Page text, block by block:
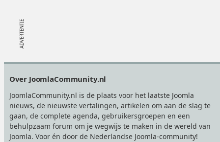
Over JoomlaCommunity.nl
JoomlaCommunity.nl is de plaats voor het laatste Joomla
nieuws, de nieuwste vertalingen, artikelen om aan de slag te
gaan, de complete agenda, gebruikersgroepen en een
behulpzaam forum om je wegwijs te maken in de wereld van
Joomla. Voor én door de Nederlandse Joomla-community!